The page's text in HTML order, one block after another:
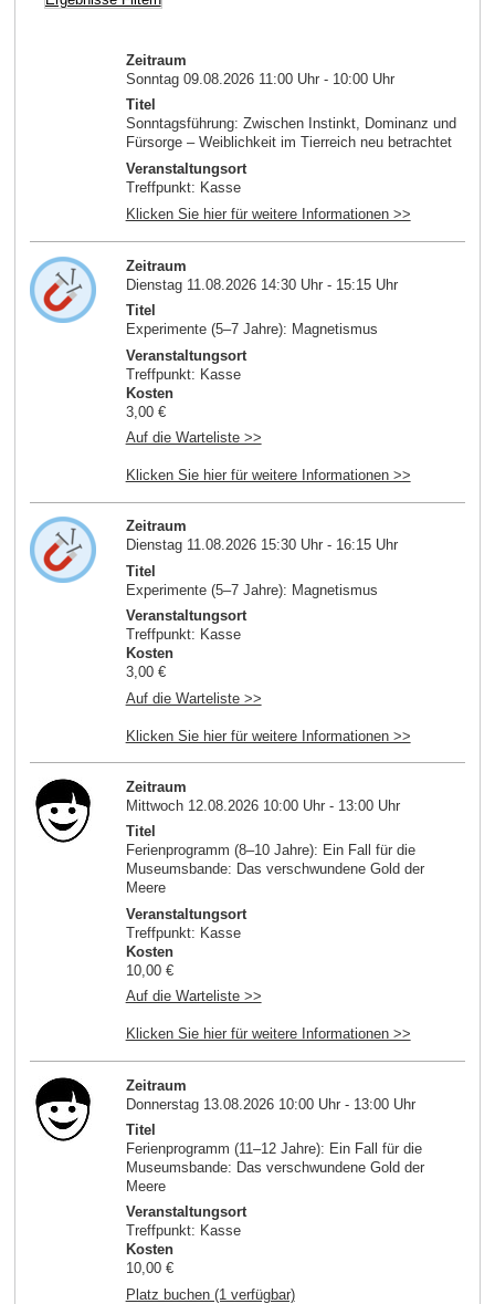
Zeitraum
Sonntag 09.08.2026 11:00 Uhr - 10:00 Uhr
Titel
Sonntagsführung: Zwischen Instinkt, Dominanz und
Fürsorge – Weiblichkeit im Tierreich neu betrachtet
Veranstaltungsort
Treffpunkt: Kasse
Klicken Sie hier für weitere Informationen >>
Zeitraum
Dienstag 11.08.2026 14:30 Uhr - 15:15 Uhr
Titel
Experimente (5–7 Jahre): Magnetismus
Veranstaltungsort
Treffpunkt: Kasse
Kosten
3,00 €
Auf die Warteliste >>
Klicken Sie hier für weitere Informationen >>
Zeitraum
Dienstag 11.08.2026 15:30 Uhr - 16:15 Uhr
Titel
Experimente (5–7 Jahre): Magnetismus
Veranstaltungsort
Treffpunkt: Kasse
Kosten
3,00 €
Auf die Warteliste >>
Klicken Sie hier für weitere Informationen >>
Zeitraum
Mittwoch 12.08.2026 10:00 Uhr - 13:00 Uhr
Titel
Ferienprogramm (8–10 Jahre): Ein Fall für die
Museumsbande: Das verschwundene Gold der
Meere
Veranstaltungsort
Treffpunkt: Kasse
Kosten
10,00 €
Auf die Warteliste >>
Klicken Sie hier für weitere Informationen >>
Zeitraum
Donnerstag 13.08.2026 10:00 Uhr - 13:00 Uhr
Titel
Ferienprogramm (11–12 Jahre): Ein Fall für die
Museumsbande: Das verschwundene Gold der
Meere
Veranstaltungsort
Treffpunkt: Kasse
Kosten
10,00 €
Platz buchen (1 verfügbar)